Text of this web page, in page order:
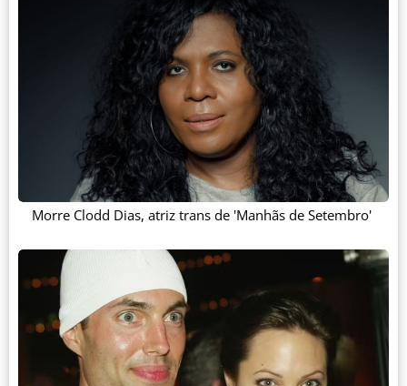
Morre Clodd Dias, atriz trans de 'Manhãs de Setembro'